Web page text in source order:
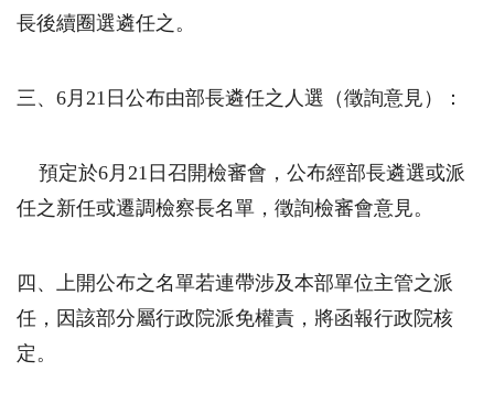
長後續圈選遴任之。
三、 6 月 21 日公布由部長遴任之人選（徵詢意見）：
預定於6 月 21 日召開檢審會，公布經部長遴選或派
任之新任或遷調檢察長名單，徵詢檢審會意見。
四、上開公布之名單若連帶涉及本部單位主管之派
任，因該部分屬行政院派免權責，將函報行政院核
定。